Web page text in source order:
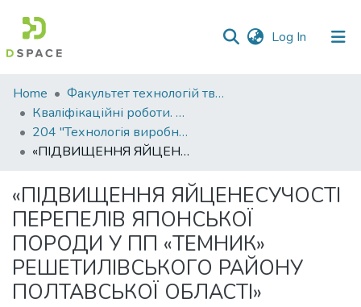
Log In (current)
Communities
&
Collections
All of DSpace
Statistics
Home
Факультет технологій тваринництва та продовольства
Кваліфікаційні роботи. Факультет технологій тваринництва та продовольства
204 "Технологія виробництва і переробки продукції тваринництва"
«ПІДВИЩЕННЯ ЯЙЦЕНЕСУЧОСТІ ПЕРЕПЕЛІВ ЯПОНСЬКОЇ ПОРОДИ У ПП «ТЕМНИК» РЕШЕТИЛІВСЬКОГО РАЙОНУ ПОЛТАВСЬКОЇ ОБЛАСТІ»
«ПІДВИЩЕННЯ ЯЙЦЕНЕСУЧОСТІ
ПЕРЕПЕЛІВ ЯПОНСЬКОЇ
ПОРОДИ У ПП «ТЕМНИК»
РЕШЕТИЛІВСЬКОГО РАЙОНУ
ПОЛТАВСЬКОЇ ОБЛАСТІ»